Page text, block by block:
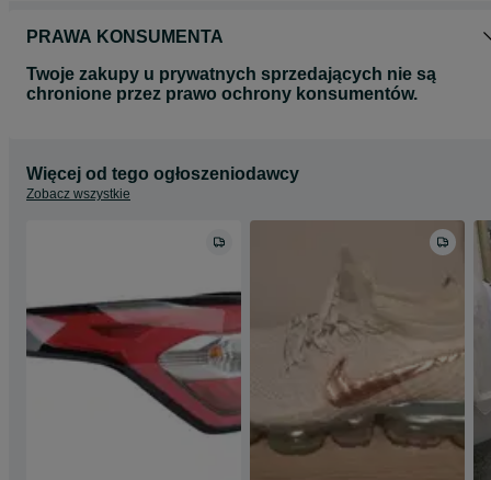
PRAWA KONSUMENTA
Twoje zakupy u prywatnych sprzedających nie są
chronione przez prawo ochrony konsumentów.
Więcej od tego ogłoszeniodawcy
Zobacz wszystkie